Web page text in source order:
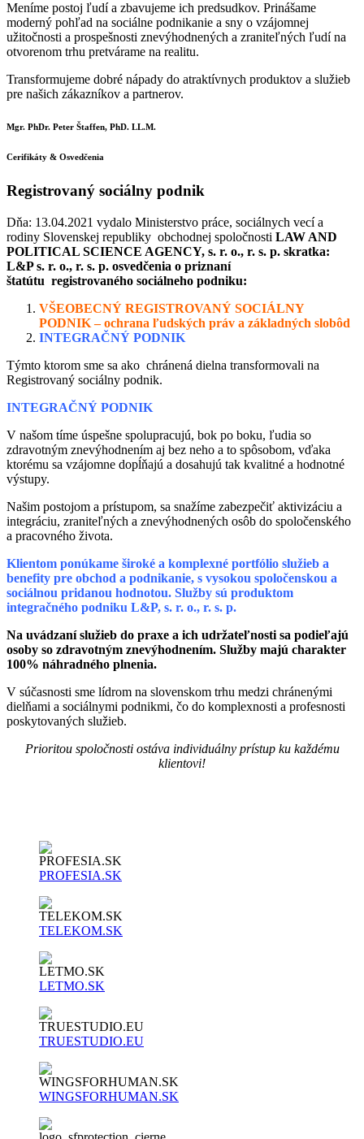
Meníme postoj ľudí a zbavujeme ich predsudkov. Prinášame
moderný pohľad na sociálne podnikanie a sny o vzájomnej
užitočnosti a prospešnosti znevýhodnených a zraniteľných ľudí na
otvorenom trhu pretvárame na realitu.
Transformujeme dobré nápady do atraktívnych produktov a služieb
pre našich zákazníkov a partnerov.
Mgr. PhDr. Peter Štaffen, PhD. LL.M.
Cerifikáty & Osvedčenia
Registrovaný sociálny podnik
Dňa: 13.04.2021 vydalo Ministerstvo práce, sociálnych vecí a
rodiny Slovenskej republiky obchodnej spoločnosti LAW AND
POLITICAL SCIENCE AGENCY, s. r. o., r. s. p. skratka:
L&P s. r. o., r. s. p. osvedčenia o priznaní
štatútu registrovaného sociálneho podniku:
VŠEOBECNÝ REGISTROVANÝ SOCIÁLNY
PODNIK – ochrana ľudských práv a základných slobôd
INTEGRAČNÝ PODNIK
Týmto ktorom sme sa ako chránená dielna transformovali na
Registrovaný sociálny podnik.
INTEGRAČNÝ PODNIK
V našom tíme úspešne spolupracujú, bok po boku, ľudia so
zdravotným znevýhodnením aj bez neho a to spôsobom, vďaka
ktorému sa vzájomne dopĺňajú a dosahujú tak kvalitné a hodnotné
výstupy.
Našim postojom a prístupom, sa snažíme zabezpečiť aktivizáciu a
integráciu, zraniteľných a znevýhodnených osôb do spoločenského
a pracovného života.
Klientom ponúkame široké a komplexné portfólio služieb a
benefity pre obchod a podnikanie, s vysokou spoločenskou a
sociálnou pridanou hodnotou. Služby sú produktom
integračného podniku L&P, s. r. o., r. s. p.
Na uvádzaní služieb do praxe a ich udržateľnosti sa podieľajú
osoby so zdravotným znevýhodnením. Služby majú charakter
100% náhradného plnenia.
V súčasnosti sme lídrom na slovenskom trhu medzi chránenými
dielňami a sociálnymi podnikmi, čo do komplexnosti a profesnosti
poskytovaných služieb.
Prioritou spoločnosti ostáva individuálny prístup ku každému
klientovi!
PROFESIA.SK
TELEKOM.SK
LETMO.SK
TRUESTUDIO.EU
WINGSFORHUMAN.SK